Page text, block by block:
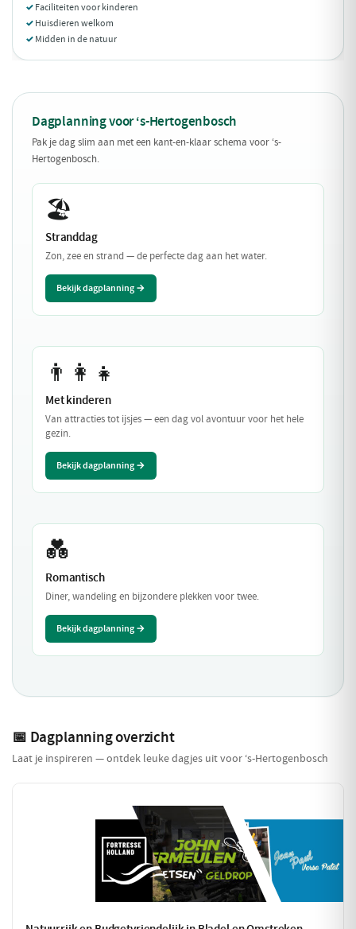
Faciliteiten voor kinderen
Huisdieren welkom
Midden in de natuur
Dagplanning voor ‘s-Hertogenbosch
Pak je dag slim aan met een kant-en-klaar schema voor ‘s-
Hertogenbosch.
🏖️
Stranddag
Zon, zee en strand — de perfecte dag aan het water.
Bekijk dagplanning →
👨‍👩‍👧
Met kinderen
Van attracties tot ijsjes — een dag vol avontuur voor het hele
gezin.
Bekijk dagplanning →
💑
Romantisch
Diner, wandeling en bijzondere plekken voor twee.
Bekijk dagplanning →
📅 Dagplanning overzicht
Laat je inspireren — ontdek leuke dagjes uit voor ‘s-Hertogenbosch